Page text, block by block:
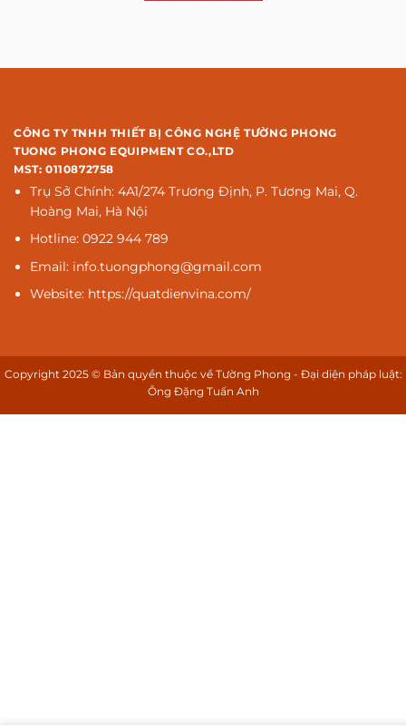
CÔNG TY TNHH THIẾT BỊ CÔNG NGHỆ TƯỜNG PHONG
TUONG PHONG EQUIPMENT CO.,LTD
MST: 0110872758
Trụ Sở Chính: 4A1/274 Trương Định, P. Tương Mai, Q.
Hoàng Mai, Hà Nội
Hotline: 0922 944 789
Email: info.tuongphong@gmail.com
Website: https://quatdienvina.com/
Copyright 2025 © Bản quyền thuộc về Tường Phong - Đại diện pháp luật:
Ông Đặng Tuấn Anh